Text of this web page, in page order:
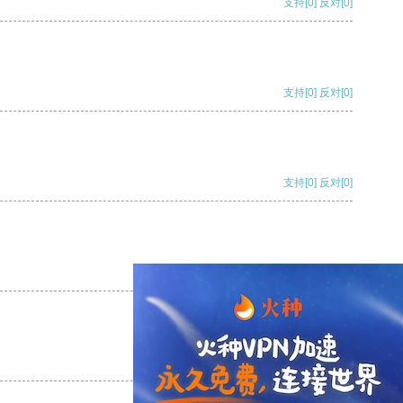
支持[0] 反对[0]
支持[0] 反对[0]
支持[0] 反对[0]
支持 [0] 反对 [0]